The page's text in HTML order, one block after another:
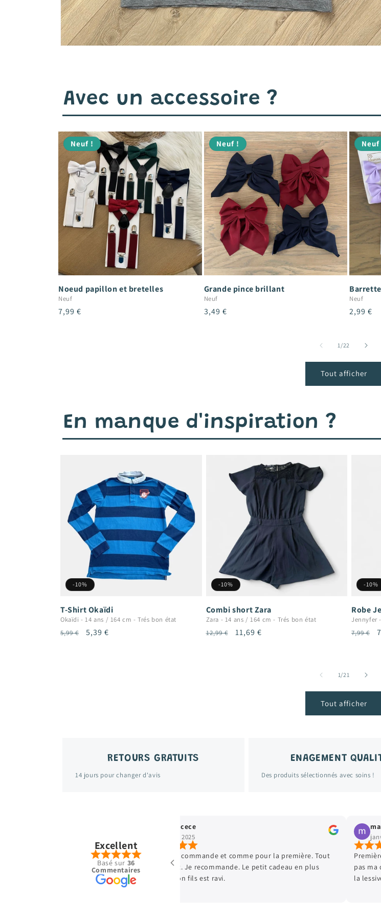
Avec un accessoire ?
Neuf !
Noeud papillon et bretelles
Neuf
Prix
7,99 €
Neuf !
Grande pince brillant
Neuf
Prix
3,49 €
Neuf
Neuf
Prix
2,99 €
1 /de
22
Tout afficher
En manque d'inspiration ?
-10%
T-Shirt Okaïdi
Okaïdi -14 ans / 164 cm -Trés bon état
Prix
5,99 €
Prix
5,39 €
-10%
Combi short Zara
Zara - 14 ans / 164 cm - Trés bon état
Prix
12,99 €
Prix
11,69 €
-10%
Robe
Jennyfer -
Prix
7,99 €
1/de
21
Tout afficher
RETOURS GRATUITS
14 jours pour changer d'avis
ENAGEMENT
Des produits sélectionnés avec soins !
Excellent
Basé sur 36
Commentaires
état, envoi ultra soigné. Petit
plaisir aux enfants. Ravie de mes
cécé cece
janv., 2025
Deuxième commande et comme pour la première. Tout
est parfait. Je recommande. Le petit cadeau en plus
parfait mon fils est ravi.
pas
la